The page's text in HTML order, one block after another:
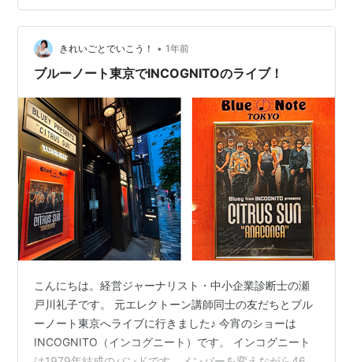
ュージックの要素をまとめ上げた非常に完成度の高い作
品です。
きれいごとでいこう！ • 1年前
ブルーノート東京でINCOGNITOのライブ！
こんにちは。経営ジャーナリスト・中小企業診断士の瀬
戸川礼子です。 元エレクトーン講師同士の友だちとブル
ーノート東京へライブに行きました♪ 今宵のショーは
INCOGNITO（インコグニート）です。 インコグニート